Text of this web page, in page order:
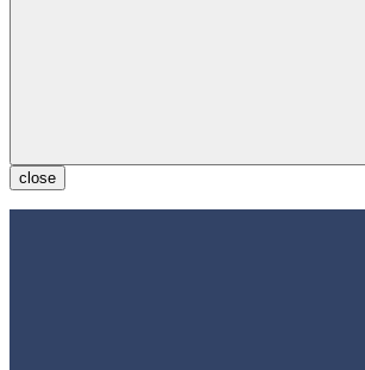
close